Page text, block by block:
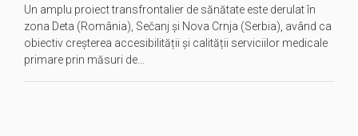
Un amplu proiect transfrontalier de sănătate este derulat în
zona Deta (România), Sečanj și Nova Crnja (Serbia), având ca
obiectiv creșterea accesibilității și calității serviciilor medicale
primare prin măsuri de…